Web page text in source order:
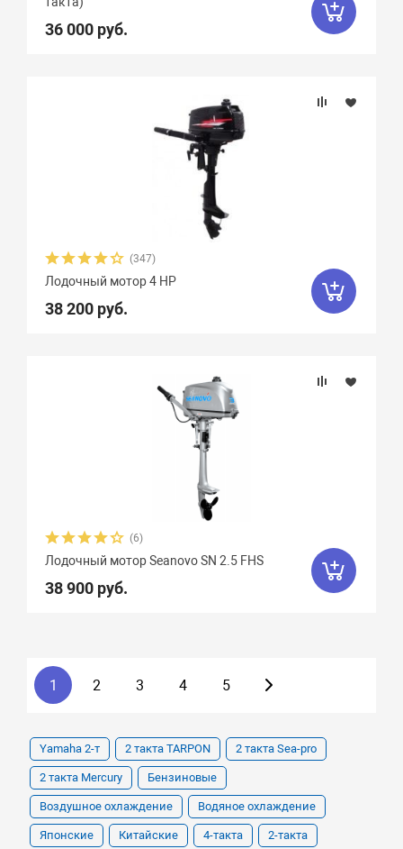
36 000 руб.
(347)
Лодочный мотор 4 HP
38 200 руб.
(6)
Лодочный мотор Seanovo SN 2.5 FHS
38 900 руб.
1 2 3 4 5
Yamaha 2-т 2 такта TARPON 2 такта Sea-pro
2 такта Mercury Бензиновые
Воздушное охлаждение Водяное охлаждение
Японские Китайские 4-такта 2-такта